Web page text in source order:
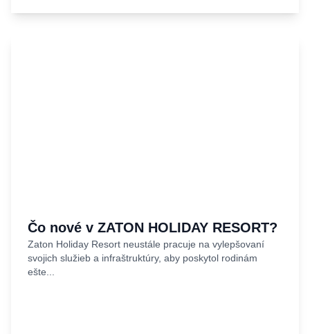
Čo nové v ZATON HOLIDAY RESORT?
Zaton Holiday Resort neustále pracuje na vylepšovaní
svojich služieb a infraštruktúry, aby poskytol rodinám
ešte...